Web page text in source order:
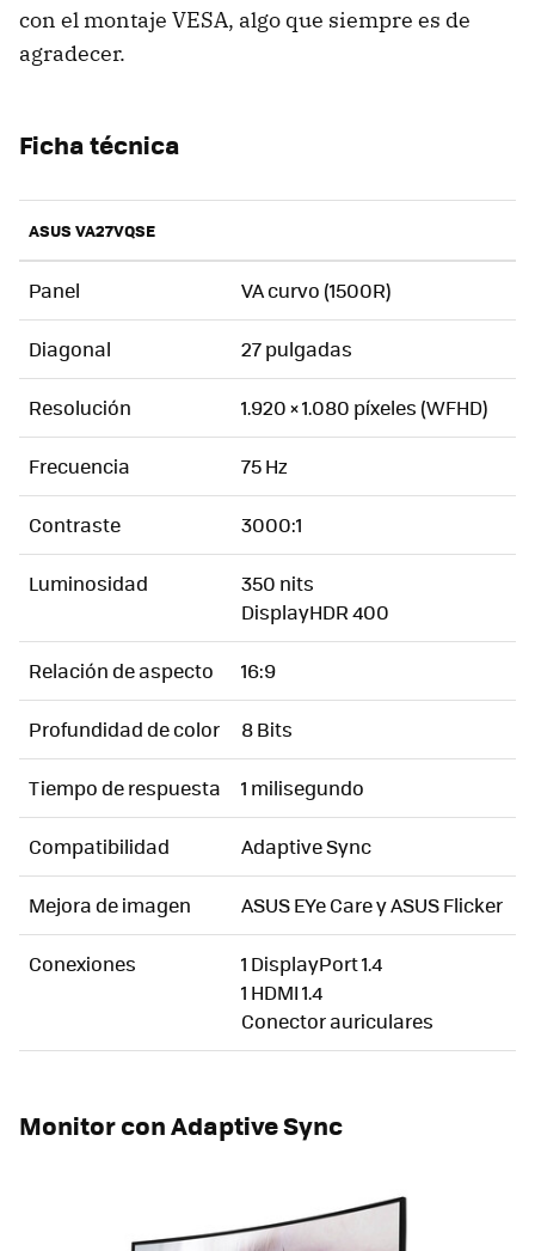
con el montaje VESA, algo que siempre es de
agradecer.
Ficha técnica
ASUS VA27VQSE
Panel VA curvo (1500R)
Diagonal 27 pulgadas
Resolución 1.920 × 1.080 píxeles (WFHD)
Frecuencia 75 Hz
Contraste 3000:1
Luminosidad
350 nits
DisplayHDR 400
Relación de aspecto 16:9
Profundidad de color 8 Bits
Tiempo de respuesta 1 milisegundo
Compatibilidad Adaptive Sync
Mejora de imagen ASUS EYe Care y ASUS Flicker
Conexiones
1 DisplayPort 1.4
1 HDMI 1.4
Conector auriculares
Monitor con Adaptive Sync